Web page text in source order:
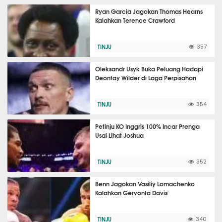
Ryan Garcia Jagokan Thomas Hearns
Kalahkan Terence Crawford
TINJU 357
Oleksandr Usyk Buka Peluang Hadapi
Deontay Wilder di Laga Perpisahan
TINJU 354
Petinju KO Inggris 100% Incar Prenga
Usai Lihat Joshua
TINJU 352
Benn Jagokan Vasiliy Lomachenko
Kalahkan Gervonta Davis
TINJU 340